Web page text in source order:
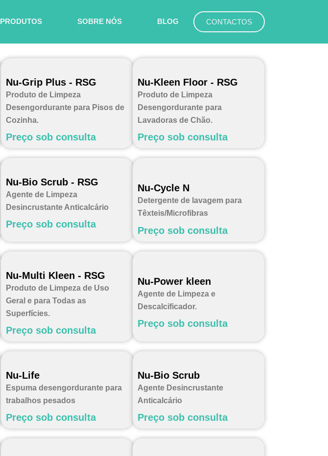
PRODUTOS SOBRE NÓS BLOG CONTACTOS
Nu-Grip Plus - RSG
Produto de Limpeza
Desengordurante para Pisos de
Cozinha.
Preço sob consulta
Nu-Kleen Floor - RSG
Produto de Limpeza
Desengordurante para
Lavadoras de Chão.
Preço sob consulta
Nu-Bio Scrub - RSG
Agente de Limpeza
Desincrustante Anticalcário
Preço sob consulta
Nu-Cycle N
Detergente de lavagem para
Têxteis/Microfibras
Preço sob consulta
Nu-Multi Kleen - RSG
Produto de Limpeza de Uso
Geral e para Todas as
Superfícies.
Preço sob consulta
Nu-Power kleen
Agente de Limpeza e
Descalcificador.
Preço sob consulta
Nu-Life
Espuma desengordurante para
trabalhos pesados
Preço sob consulta
Nu-Bio Scrub
Agente Desincrustante
Anticalcário
Preço sob consulta